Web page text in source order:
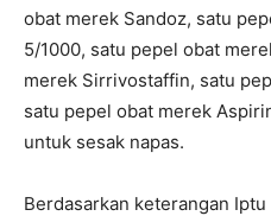
obat merek Sandoz, satu
5/1000, satu pepel obat
merek Sirrivostaffin, satu
satu pepel obat merek
untuk sesak napas.
Berdasarkan keterangan